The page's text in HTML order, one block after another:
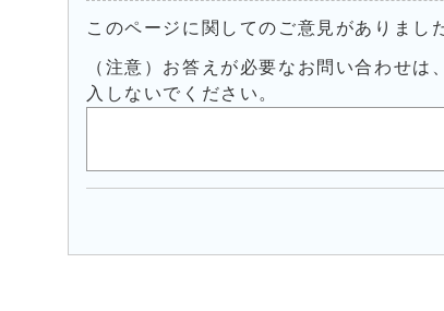
このページに関してのご意見がありまし
（注意）お答えが必要なお問い合わせ
入しないでください。